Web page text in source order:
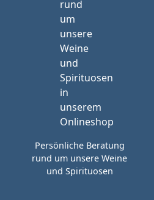
Persönliche Beratung
rund um unsere Weine
und Spirituosen